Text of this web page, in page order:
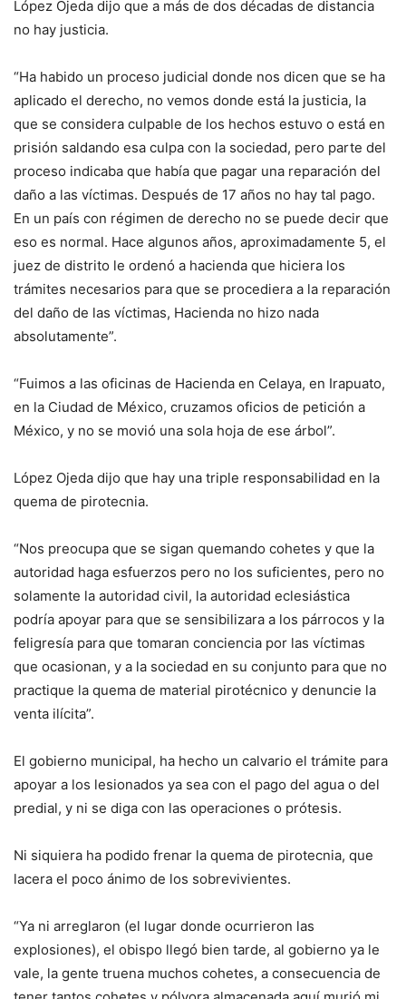
López Ojeda dijo que a más de dos décadas de distancia
no hay justicia.
“Ha habido un proceso judicial donde nos dicen que se ha
aplicado el derecho, no vemos donde está la justicia, la
que se considera culpable de los hechos estuvo o está en
prisión saldando esa culpa con la sociedad, pero parte del
proceso indicaba que había que pagar una reparación del
daño a las víctimas. Después de 17 años no hay tal pago.
En un país con régimen de derecho no se puede decir que
eso es normal. Hace algunos años, aproximadamente 5, el
juez de distrito le ordenó a hacienda que hiciera los
trámites necesarios para que se procediera a la reparación
del daño de las víctimas, Hacienda no hizo nada
absolutamente”.
“Fuimos a las oficinas de Hacienda en Celaya, en Irapuato,
en la Ciudad de México, cruzamos oficios de petición a
México, y no se movió una sola hoja de ese árbol”.
López Ojeda dijo que hay una triple responsabilidad en la
quema de pirotecnia.
“Nos preocupa que se sigan quemando cohetes y que la
autoridad haga esfuerzos pero no los suficientes, pero no
solamente la autoridad civil, la autoridad eclesiástica
podría apoyar para que se sensibilizara a los párrocos y la
feligresía para que tomaran conciencia por las víctimas
que ocasionan, y a la sociedad en su conjunto para que no
practique la quema de material pirotécnico y denuncie la
venta ilícita”.
El gobierno municipal, ha hecho un calvario el trámite para
apoyar a los lesionados ya sea con el pago del agua o del
predial, y ni se diga con las operaciones o prótesis.
Ni siquiera ha podido frenar la quema de pirotecnia, que
lacera el poco ánimo de los sobrevivientes.
“Ya ni arreglaron (el lugar donde ocurrieron las
explosiones), el obispo llegó bien tarde, al gobierno ya le
vale, la gente truena muchos cohetes, a consecuencia de